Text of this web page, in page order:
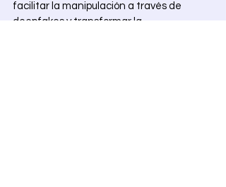
facilitar la manipulación a través de
deepfakes y transformar la